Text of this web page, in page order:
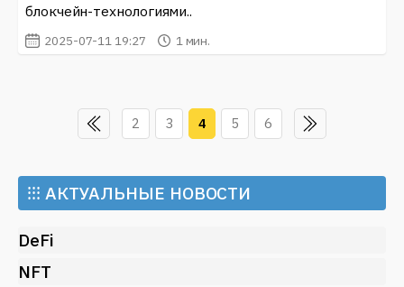
блокчейн-технологиями..
2025-07-11 19:27 1 мин.
2 3 4 5 6
⁝⁝⁝ АКТУАЛЬНЫЕ НОВОСТИ
DeFi
NFT